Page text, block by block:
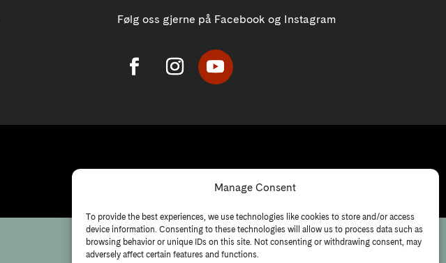
Manage Consent
To provide the best experiences, we use technologies like cookies to store and/or access
device information. Consenting to these technologies will allow us to process data such as
browsing behavior or unique IDs on this site. Not consenting or withdrawing consent, may
adversely affect certain features and functions.
Følg oss gjerne på Facebook og Instagram